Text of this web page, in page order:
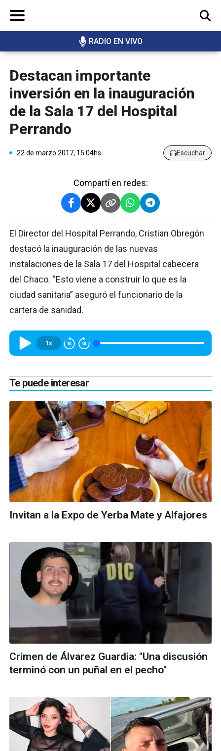
RADIO EN VIVO
BUSCAR
Destacan importante
inversión en la inauguración
de la Sala 17 del Hospital
Perrando
22 de marzo 2017, 15:04hs Escuchar
Compartí en redes:
El Director del Hospital Perrando, Cristian Obregón
destacó la inauguración de las nuevas
instalaciones de la Sala 17 del Hospital cabecera
del Chaco. “Esto viene a construir lo que es la
ciudad sanitaria” aseguró el funcionario de la
cartera de sanidad.
1x
Te puede interesar
Invitan a la Expo de Yerba Mate y Alfajores
Crimen de Álvarez Guardia: "Una discusión
terminó con un puñal en el pecho"